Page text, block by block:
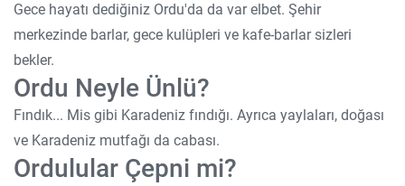
Gece hayatı dediğiniz Ordu'da da var elbet. Şehir
merkezinde barlar, gece kulüpleri ve kafe-barlar sizleri
bekler.
Ordu Neyle Ünlü?
Fındık... Mis gibi Karadeniz fındığı. Ayrıca yaylaları, doğası
ve Karadeniz mutfağı da cabası.
Ordulular Çepni mi?